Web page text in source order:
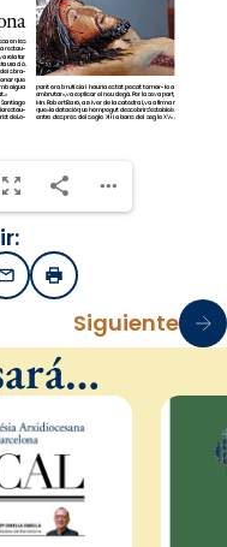
EmailImprimir
Siguiente